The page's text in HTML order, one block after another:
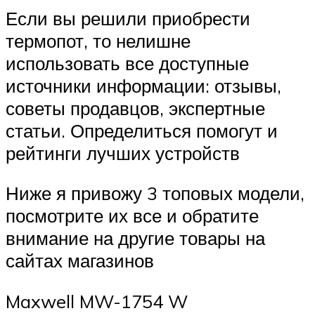
Если вы решили приобрести
термопот, то нелишне
использовать все доступные
источники информации: отзывы,
советы продавцов, экспертные
статьи. Определиться помогут и
рейтинги лучших устройств
Ниже я привожу 3 топовых модели,
посмотрите их все и обратите
внимание на другие товары на
сайтах магазинов
Maxwell MW-1754 W